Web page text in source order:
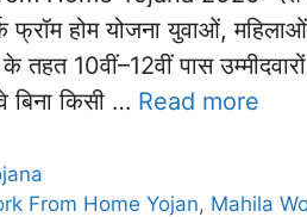
फ्रॉम होम योजना युवाओं,
तहत 10वीं–12वीं पास
बिना किसी … Read more
From Home Yojan, Mahila